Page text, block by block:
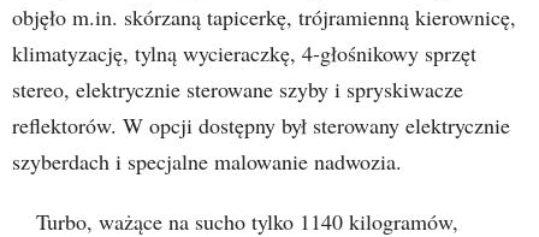
objęło m.in. skórzaną tapicerkę, trójramienną kierownicę,
klimatyzację, tylną wycieraczkę, 4-głośnikowy sprzęt
stereo, elektrycznie sterowane szyby i spryskiwacze
reflektorów. W opcji dostępny był sterowany elektrycznie
szyberdach i specjalne malowanie nadwozia.
Turbo, ważące na sucho tylko 1140 kilogramów,